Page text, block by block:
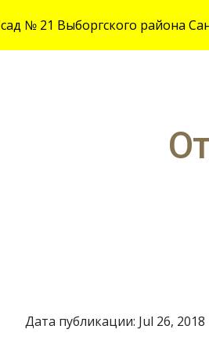
Skip to main
№ 21 Выборгского района
Дата публикации: Jul 26, 2018